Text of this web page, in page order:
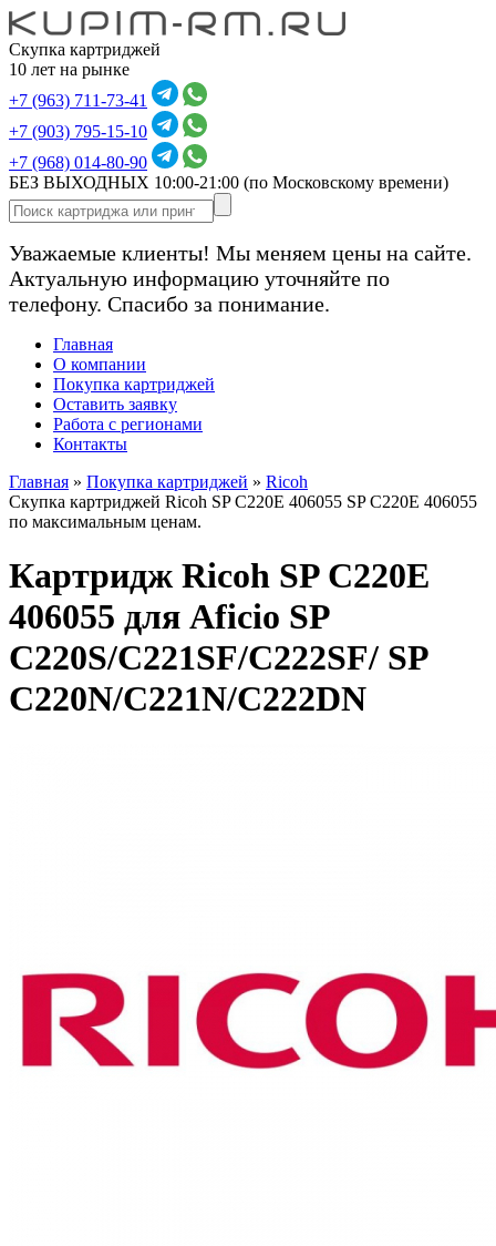
Скупка картриджей
10 лет на рынке
+7 (963) 711-73-41
+7 (903) 795-15-10
+7 (968) 014-80-90
БЕЗ ВЫХОДНЫХ 10:00-21:00 (по Московскому времени)
Уважаемые клиенты! Мы меняем цены на сайте.
Актуальную информацию уточняйте по
телефону. Спасибо за понимание.
Главная
О компании
Покупка картриджей
Оставить заявку
Работа с регионами
Контакты
Главная » Покупка картриджей » Ricoh
Скупка картриджей Ricoh SP C220E 406055 SP C220E 406055
по максимальным ценам.
Картридж Ricoh SP C220E
406055 для Aficio SP
C220S/C221SF/C222SF/ SP
C220N/C221N/C222DN